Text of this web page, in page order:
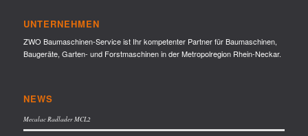
UNTERNEHMEN
ZWO Baumaschinen-Service ist Ihr kompetenter Partner für Baumaschinen,
Baugeräte, Garten- und Forstmaschinen in der Metropolregion Rhein-Neckar.
NEWS
Mecalac Radlader MCL2